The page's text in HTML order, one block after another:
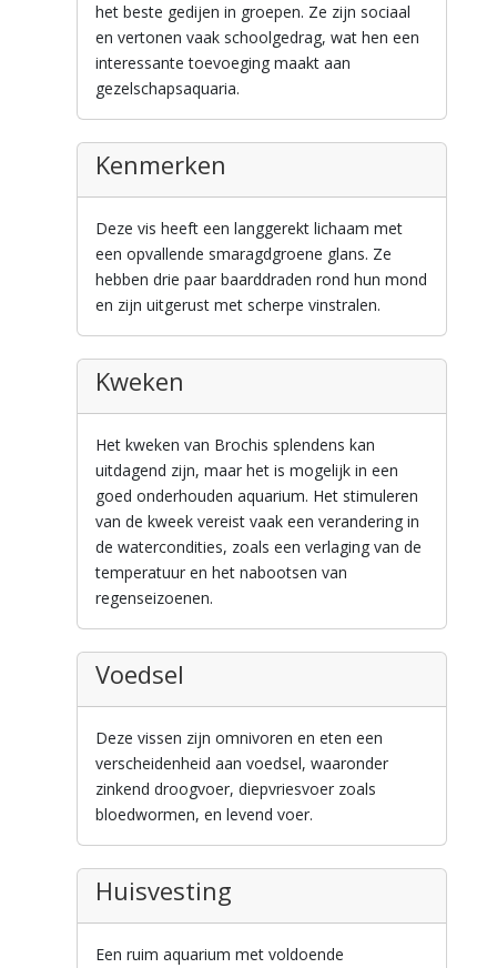
het beste gedijen in groepen. Ze zijn sociaal
en vertonen vaak schoolgedrag, wat hen een
interessante toevoeging maakt aan
gezelschapsaquaria.
Kenmerken
Deze vis heeft een langgerekt lichaam met
een opvallende smaragdgroene glans. Ze
hebben drie paar baarddraden rond hun mond
en zijn uitgerust met scherpe vinstralen.
Kweken
Het kweken van Brochis splendens kan
uitdagend zijn, maar het is mogelijk in een
goed onderhouden aquarium. Het stimuleren
van de kweek vereist vaak een verandering in
de watercondities, zoals een verlaging van de
temperatuur en het nabootsen van
regenseizoenen.
Voedsel
Deze vissen zijn omnivoren en eten een
verscheidenheid aan voedsel, waaronder
zinkend droogvoer, diepvriesvoer zoals
bloedwormen, en levend voer.
Huisvesting
Een ruim aquarium met voldoende